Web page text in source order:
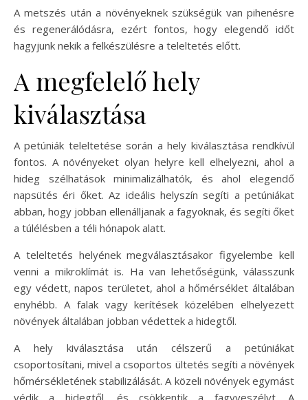
A metszés után a növényeknek szükségük van pihenésre
és regenerálódásra, ezért fontos, hogy elegendő időt
hagyjunk nekik a felkészülésre a teleltetés előtt.
A megfelelő hely
kiválasztása
A petúniák teleltetése során a hely kiválasztása rendkívül
fontos. A növényeket olyan helyre kell elhelyezni, ahol a
hideg szélhatások minimalizálhatók, és ahol elegendő
napsütés éri őket. Az ideális helyszín segíti a petúniákat
abban, hogy jobban ellenálljanak a fagyoknak, és segíti őket
a túlélésben a téli hónapok alatt.
A teleltetés helyének megválasztásakor figyelembe kell
venni a mikroklímát is. Ha van lehetőségünk, válasszunk
egy védett, napos területet, ahol a hőmérséklet általában
enyhébb. A falak vagy kerítések közelében elhelyezett
növények általában jobban védettek a hidegtől.
A hely kiválasztása után célszerű a petúniákat
csoportosítani, mivel a csoportos ültetés segíti a növények
hőmérsékletének stabilizálását. A közeli növények egymást
védik a hidegtől, és csökkentik a fagyveszélyt. A